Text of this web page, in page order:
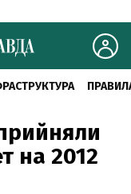
на 2012